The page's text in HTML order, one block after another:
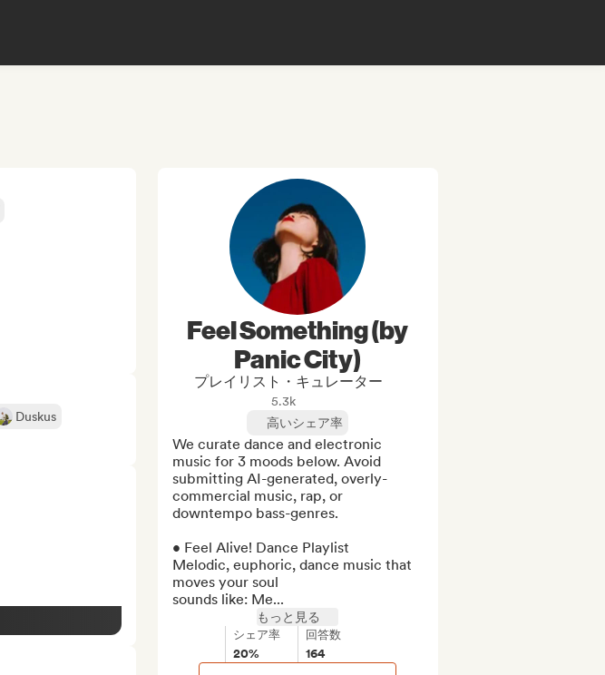
Duskus
Feel Something (by
Panic City)
プレイリスト・キュレーター
5.3k
高いシェア率
We curate dance and electronic
music for 3 moods below. Avoid
submitting AI-generated, overly-
commercial music, rap, or
downtempo bass-genres.
• Feel Alive! Dance Playlist
Melodic, euphoric, dance music that
moves your soul
sounds like: Me...
もっと見る
シェア率
20%
回答数
164